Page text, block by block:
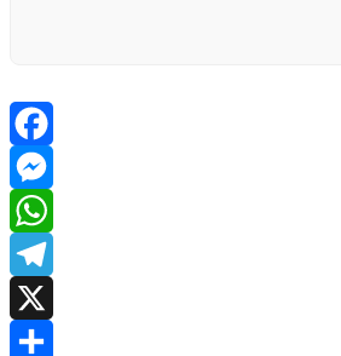
Facebook
Messenger
WhatsApp
Telegram
X